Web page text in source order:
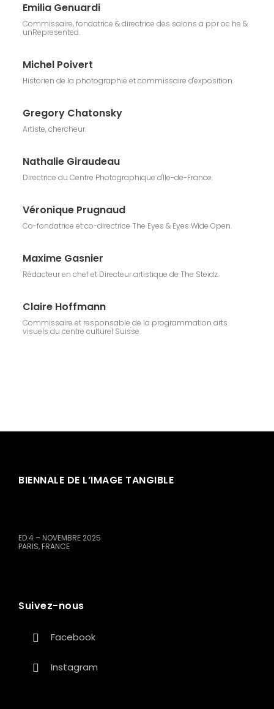
Emilia Genuardi
Commissaire, fondatrice & directrice des salons a ppr oc he &
unRepresented.
Michel Poivert
Historien de la photographie et commissaire d'exposition.
Gregory Chatonsky
Artiste, chercheur.
Nathalie Giraudeau
Directrice du Centre Photographique d'Ile-de-France.
Véronique Prugnaud
Co-fondatrice et co-directrice The Eyes & Eyes Wide Open.
Maxime Gasnier
Rédacteur en chef et Directeur artistique de The Steidz.
Claire Hoffmann
Commissaire et responsable de la programmation arts
visuels du centre culturel Suisse.
BIENNALE DE L’IMAGE TANGIBLE
ED.4 – NOVEMBRE 2025
PARIS, FRANCE
Suivez-nous
Facebook
Instagram